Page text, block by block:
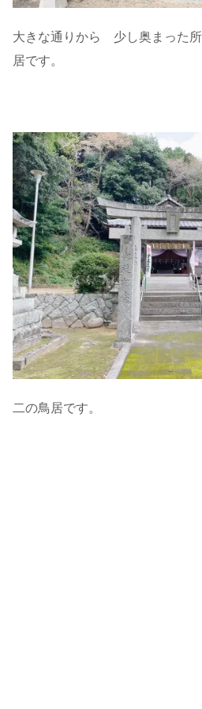
大きな通りから 少し奥まった
居です。
二の鳥居です。